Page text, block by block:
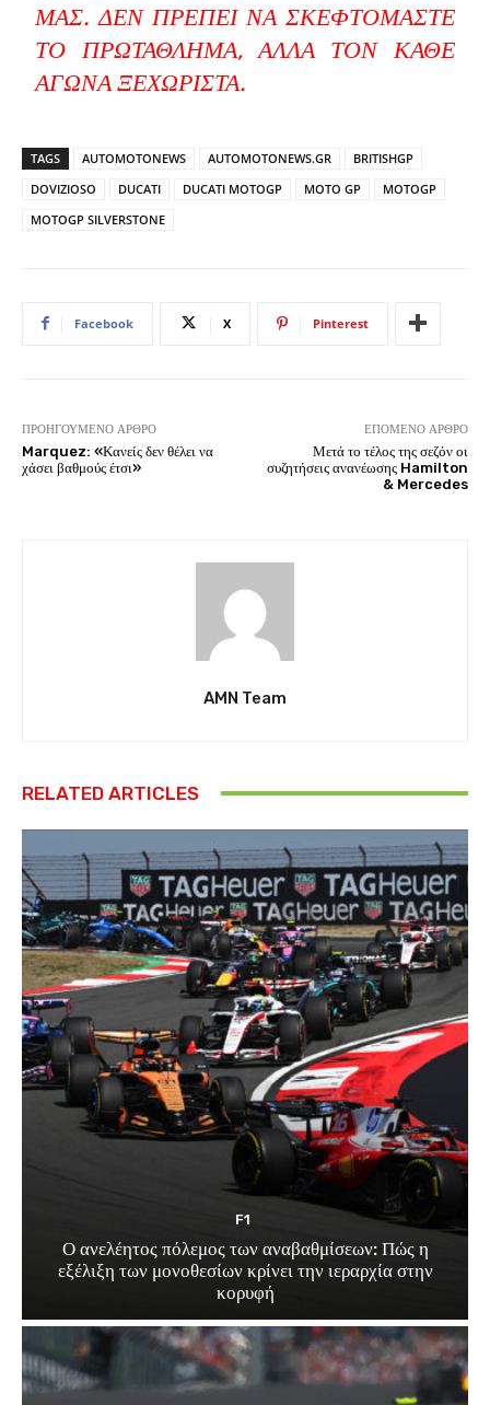
ΜΑΣ. ΔΕΝ ΠΡΈΠΕΙ ΝΑ ΣΚΕΦΤΌΜΑΣΤΕ
ΤΟ ΠΡΩΤΆΘΛΗΜΑ, ΑΛΛΆ ΤΟΝ ΚΆΘΕ
ΑΓΏΝΑ ΞΕΧΩΡΙΣΤΆ.
TAGS AUTOMOTONEWS AUTOMOTONEWS.GR
BRITISHGP
DOVIZIOSO
DUCATI DUCATI MOTOGP MOTO GP
MOTOGP
MOTOGP SILVERSTONE
Facebook X Pinterest
ΠΡΟΗΓΟΎΜΕΝΟ ΆΡΘΡΟ
Marquez: «Κανείς δεν θέλει να
χάσει βαθμούς έτσι»
ΕΠΌΜΕΝΟ ΆΡΘΡΟ
Μετά το τέλος της σεζόν οι
συζητήσεις ανανέωσης Hamilton
& Mercedes
AMN Team
RELATED ARTICLES
F1
Ο ανελέητος πόλεμος των αναβαθμίσεων: Πώς η
εξέλιξη των μονοθεσίων κρίνει την ιεραρχία στην
κορυφή